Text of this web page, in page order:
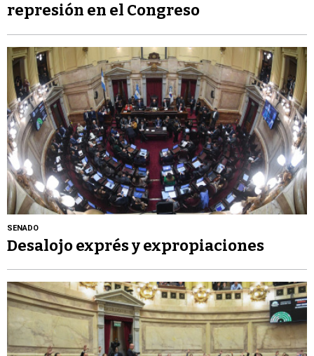
represión en el Congreso
SENADO
Desalojo exprés y expropiaciones